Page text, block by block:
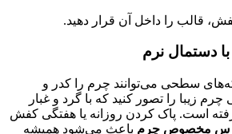
قالب را داخل آن قرار دهید.
سطحی می‌توانند چرم را کدر و
زیبا را تصور کنید که با گرد و غبار
رفته است. پاک کردن روزانه یا هفتگی کفش
برس مخصوص چرم باعث می‌شود همیشه